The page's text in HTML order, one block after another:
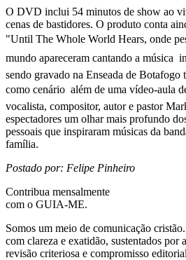
O DVD inclui 54 minutos de show ao
cenas de bastidores. O produto conta
"Until The Whole World Hears, onde
mundo apareceram cantando a música 
sendo gravado na Enseada de Botafogo
como cenário  além de uma vídeo-aula
vocalista, compositor, autor e pastor
espectadores um olhar mais profundo
pessoais que inspiraram músicas da
família.
Postado por: Felipe Pinheiro
Contribua mensalmente
com o GUIA-ME.
Somos um meio de comunicação
com clareza e exatidão, sustentados por
revisão criteriosa e compromisso